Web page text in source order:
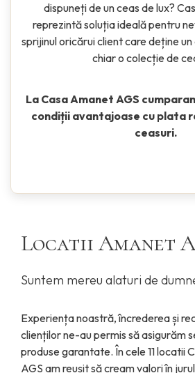
dispuneți de un ceas de lux?
reprezintă soluția ideală pentru
sprijinul oricărui client care deține
chiar o colecție de
La Casa Amanet AGS
condiții avantajoase cu plata
ceasuri.
Locatii Amanet
Suntem mereu alaturi de
Experiența noastră, încrederea și
clienților ne-au permis să asigurăm
produse garantate. În cele 11 locatii
AGS am reușit să cream valori în